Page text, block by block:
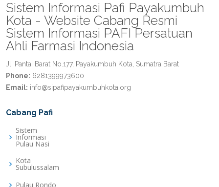
Sistem Informasi Pafi Payakumbuh
Kota - Website Cabang Resmi
Sistem Informasi PAFI Persatuan
Ahli Farmasi Indonesia
Jl. Pantai Barat No.177, Payakumbuh Kota, Sumatra Barat
Phone: 6281399973600
Email: info@sipafipayakumbuhkota.org
Cabang Pafi
Sistem
Informasi
Pulau Nasi
Kota
Subulussalam
Pulau Rondo